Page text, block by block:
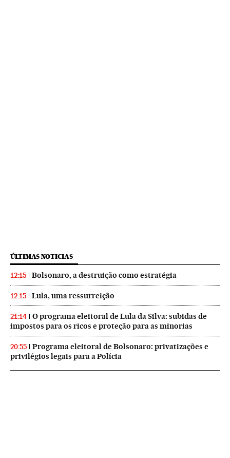
ÚLTIMAS NOTICIAS
12:15 Bolsonaro, a destruição como estratégia
12:15 Lula, uma ressurreição
21:14
O programa eleitoral de Lula da Silva: subidas de
impostos para os ricos e proteção para as minorias
20:55
Programa eleitoral de Bolsonaro: privatizações e
privilégios legais para a Polícia